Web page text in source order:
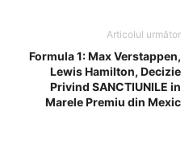
Articolul următor
Formula 1: Max Verstappen,
Lewis Hamilton, Decizie
Privind SANCTIUNILE in
Marele Premiu din Mexic